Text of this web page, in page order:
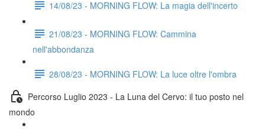
14/08/23 - MORNING FLOW: La magia dell'incerto
21/08/23 - MORNING FLOW: Cammina
nell'abbondanza
28/08/23 - MORNING FLOW: La luce oltre l'ombra
Percorso Luglio 2023 - La Luna del Cervo: il tuo posto nel
mondo